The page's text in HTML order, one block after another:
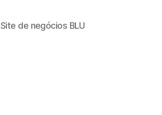
Site de negócios BLU